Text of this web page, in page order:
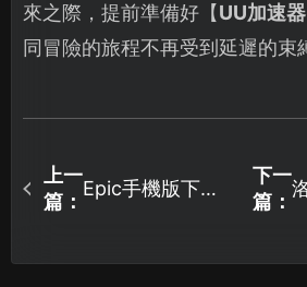
來之際，提前準備好【UU加速器
同冒險的旅程不再受到延遲的束
上一
篇：
Epic手機版下載
全攻略！
下一
篇：